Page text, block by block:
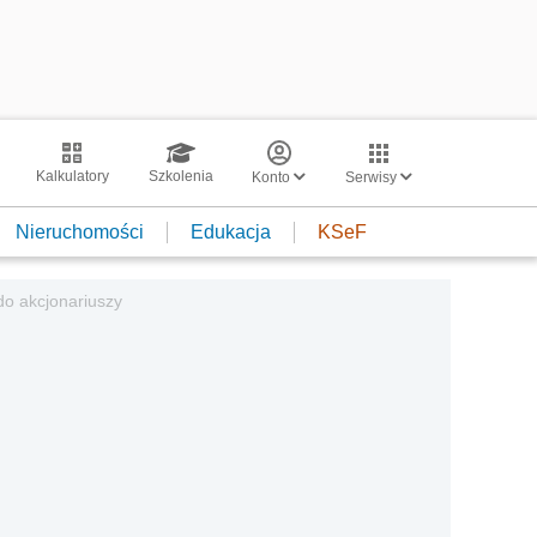
Kalkulatory Szkolenia Konto Serwisy
Nieruchomości Edukacja KSeF
akcjonariuszy